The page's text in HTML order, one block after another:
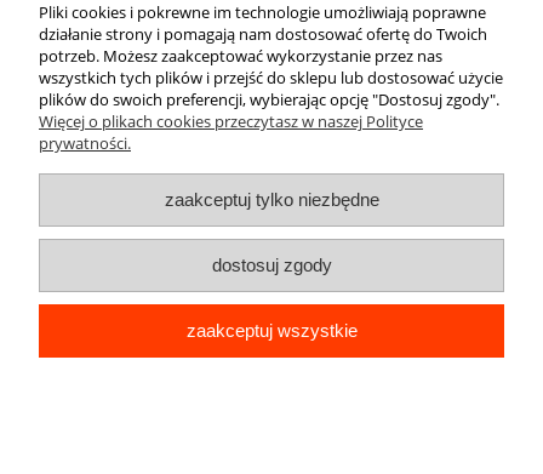
Pliki cookies i pokrewne im technologie umożliwiają poprawne
działanie strony i pomagają nam dostosować ofertę do Twoich
potrzeb. Możesz zaakceptować wykorzystanie przez nas
wszystkich tych plików i przejść do sklepu lub dostosować użycie
plików do swoich preferencji, wybierając opcję "Dostosuj zgody".
Więcej o plikach cookies przeczytasz w naszej Polityce
prywatności.
zaakceptuj tylko niezbędne
dostosuj zgody
zaakceptuj wszystkie